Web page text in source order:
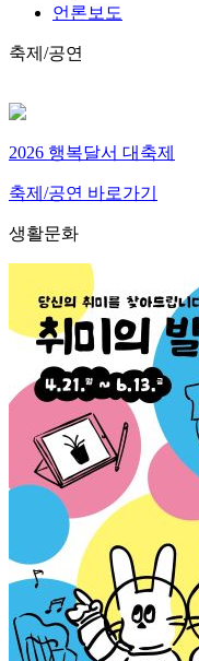
언론보도
축제/공연
2026 행복달서 대축제
축제/공연 바로가기
생활문화